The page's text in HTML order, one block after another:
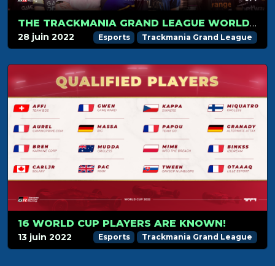
THE TRACKMANIA GRAND LEAGUE WORLD CUP 2022 KICKS OFF ON JULY 1
28 juin 2022 Esports Trackmania Grand League
16 WORLD CUP PLAYERS ARE KNOWN!
13 juin 2022 Esports Trackmania Grand League